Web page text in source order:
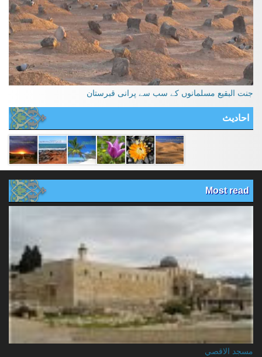
جنت البقیع مسلمانوں کے سب سے پرانی قبرستان
احادیث
Most read
مسجد الاقصي